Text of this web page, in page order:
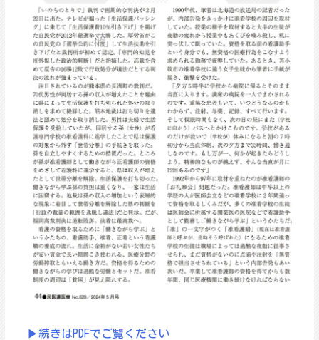
▶続きはPDFでご覧ください